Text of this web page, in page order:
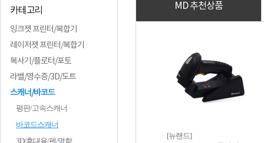
카테고리
잉크젯 프린터/복합기
레이저젯 프린터/복합기
복사기/플로터/포토
라벨/영수증/3D/도트
스캐너/바코드
평판/고속스캐너
바코드스캐너
3D/휴대용/펜/명함
MD 추천상품
[뉴랜드]